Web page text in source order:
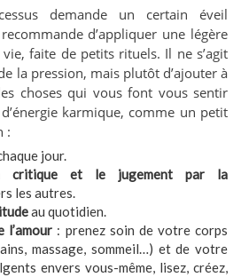
demande un certain éveil
d’appliquer une légère
faite de petits rituels. Il ne s’agit
la pression, mais plutôt d’ajouter à
choses qui vous font vous sentir
karmique, comme un petit
:
jour.
critique et le jugement par la
les autres.
au quotidien.
l’amour : prenez soin de votre corps
massage, sommeil…) et de votre
envers vous-même, lisez, créez,